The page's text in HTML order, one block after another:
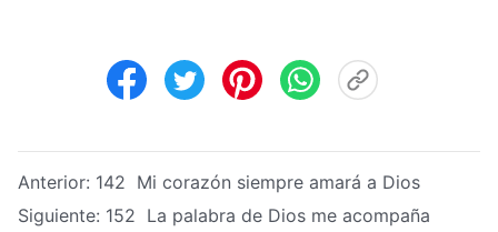
Anterior: 142 Mi corazón siempre amará a Dios
Siguiente: 152 La palabra de Dios me acompaña